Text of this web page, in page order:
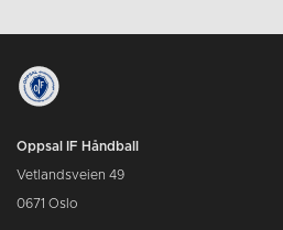
Oppsal IF Håndball
Vetlandsveien 49
0671 Oslo